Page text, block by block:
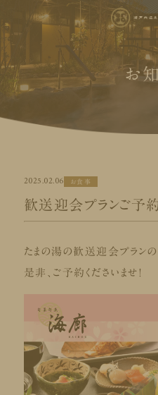
お
2025.02.06 お食事
歓送迎会プランご予
たまの湯の歓送迎会プランの
是非、ご予約くださいませ！